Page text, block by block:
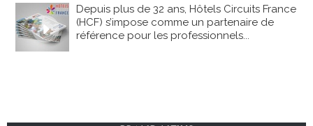
Depuis plus de 32 ans, Hôtels Circuits France
(HCF) s’impose comme un partenaire de
référence pour les professionnels...